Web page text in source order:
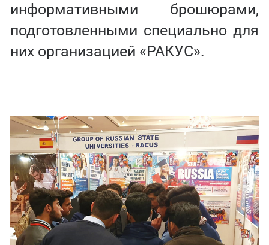
информативными брошюрами,
подготовленными специально для
них организацией «РАКУС».